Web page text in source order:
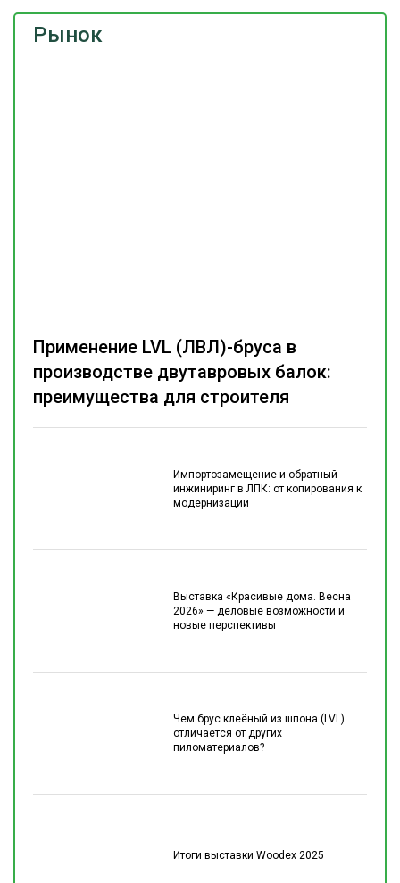
Рынок
Импортозамещение и обратный
инжиниринг в ЛПК: от копирования к
модернизации
Выставка «Красивые дома. Весна
2026» — деловые возможности и
новые перспективы
Чем брус клеёный из шпона (LVL)
отличается от других
пиломатериалов?
Итоги выставки Woodex 2025
Применение LVL (ЛВЛ)-бруса в
производстве двутавровых балок:
преимущества для строителя